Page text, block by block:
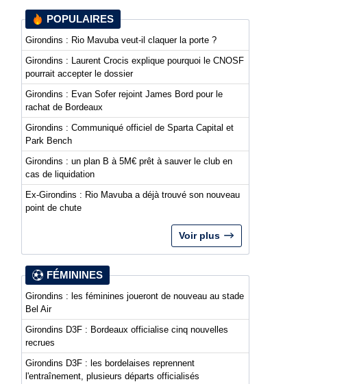
POPULAIRES
Girondins : Rio Mavuba veut-il claquer la porte ?
Girondins : Laurent Crocis explique pourquoi le CNOSF
pourrait accepter le dossier
Girondins : Evan Sofer rejoint James Bord pour le
rachat de Bordeaux
Girondins : Communiqué officiel de Sparta Capital et
Park Bench
Girondins : un plan B à 5M€ prêt à sauver le club en
cas de liquidation
Ex-Girondins : Rio Mavuba a déjà trouvé son nouveau
point de chute
Voir plus
FÉMININES
Girondins : les féminines joueront de nouveau au stade
Bel Air
Girondins D3F : Bordeaux officialise cinq nouvelles
recrues
Girondins D3F : les bordelaises reprennent
l'entraînement, plusieurs départs officialisés